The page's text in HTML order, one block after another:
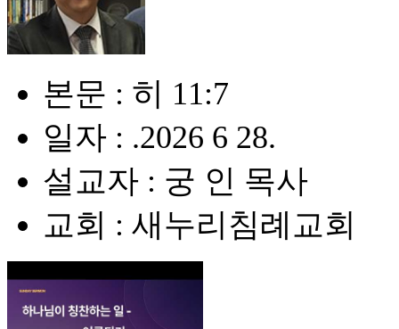
본문 : 히 11:7
일자 : .2026 6 28.
설교자 : 궁 인 목사
교회 : 새누리침례교회